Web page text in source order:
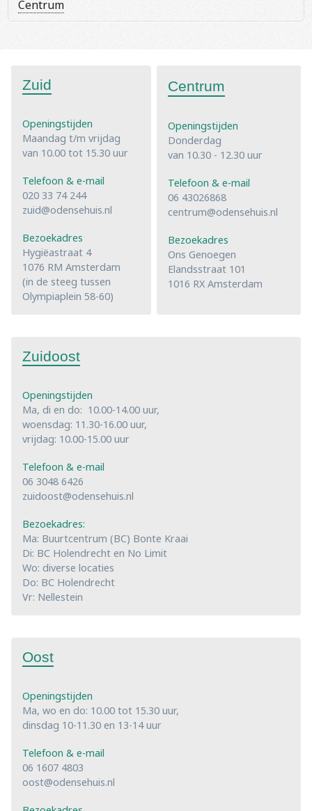
Centrum
Zuid
Openingstijden
Maandag t/m vrijdag
van 10.00 tot 15.30 uur
Telefoon & e-mail
020 33 74 244
zuid@odensehuis.nl
Bezoekadres
Hygiëastraat 4
1076 RM Amsterdam
(in de steeg tussen
Olympiaplein 58-60)
Centrum
Openingstijden
Donderdag
van 10.30 - 12.30 uur
Telefoon & e-mail
06 43026868
centrum@odensehuis.nl
Bezoekadres
Ons Genoegen
Elandsstraat 101
1016 RX Amsterdam
Zuidoost
Openingstijden
Ma, di en do: 10.00-14.00 uur,
woensdag: 11.30-16.00 uur,
vrijdag: 10.00-15.00 uur
Telefoon & e-mail
06 3048 6426
zuidoost@odensehuis.nl
Bezoekadres:
Ma: Buurtcentrum (BC) Bonte Kraai
Di: BC Holendrecht en No Limit
Wo: diverse locaties
Do: BC Holendrecht
Vr: Nellestein
Oost
Openingstijden
Ma, wo en do: 10.00 tot 15.30 uur,
dinsdag 10-11.30 en 13-14 uur
Telefoon & e-mail
06 1607 4803
oost@odensehuis.nl